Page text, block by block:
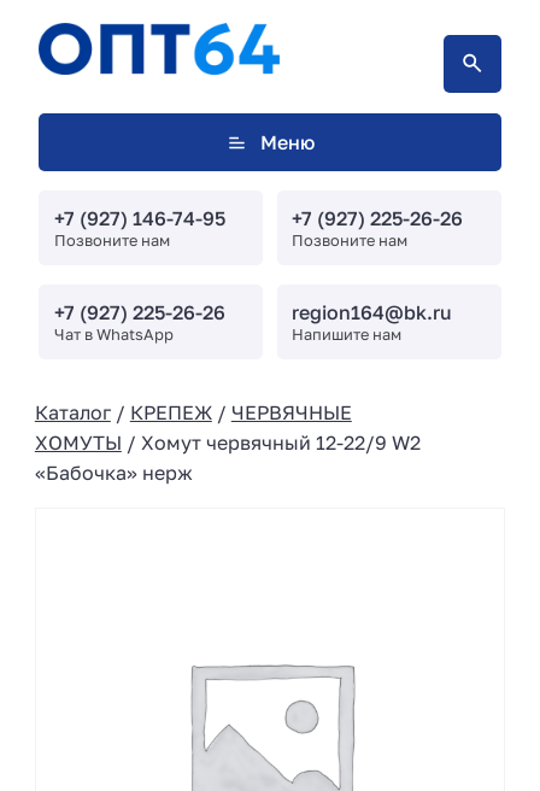
Меню
+7 (927) 146-74-95
Позвоните нам
+7 (927) 225-26-26
Позвоните нам
+7 (927) 225-26-26
Чат в WhatsApp
region164@bk.ru
Напишите нам
Каталог/ КРЕПЕЖ/ ЧЕРВЯЧНЫЕ
ХОМУТЫ / Хомут червячный 12-22/9 W2
«Бабочка» нерж